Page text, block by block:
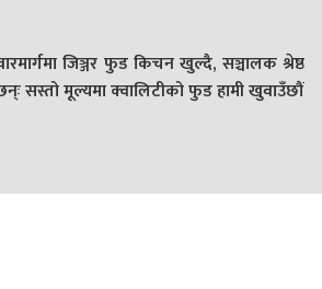
जिञ्जर फुड किचन खुल्दै, सञ्चालक श्रेष्ठ
सस्तो मूल्यमा क्वालिटीको फुड हामी खुवाउँछौं